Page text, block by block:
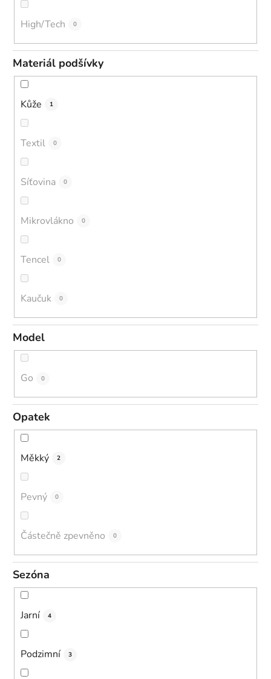
High/Tech 0
Materiál podšívky
Kůže 1
Textil 0
Síťovina 0
Mikrovlákno 0
Tencel 0
Kaučuk 0
Model
Go 0
Opatek
Měkký 2
Pevný 0
Částečně zpevněno 0
Sezóna
Jarní 4
Podzimní 3